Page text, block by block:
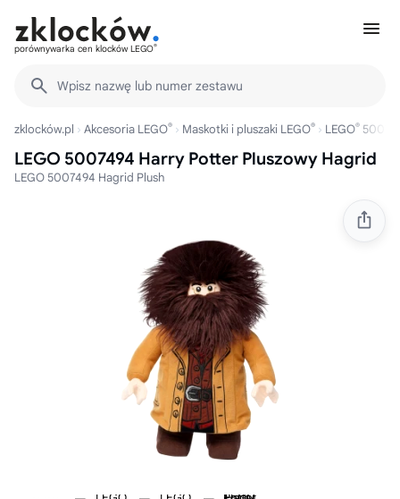
porównywarka cen klocków LEGO®
Wpisz nazwę lub numer zestawu
zklocków.pl Akcesoria LEGO® Maskotki i pluszaki LEGO® LEGO®
LEGO 5007494 Harry Potter Pluszowy Hagrid
LEGO 5007494 Hagrid Plush